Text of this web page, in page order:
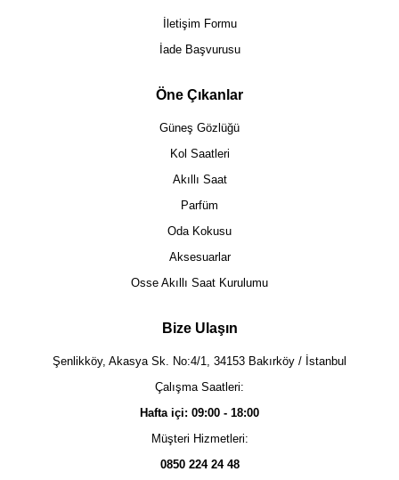
İletişim Formu
İade Başvurusu
Öne Çıkanlar
Güneş Gözlüğü
Kol Saatleri
Akıllı Saat
Parfüm
Oda Kokusu
Aksesuarlar
Osse Akıllı Saat Kurulumu
Bize Ulaşın
Şenlikköy, Akasya Sk. No:4/1, 34153 Bakırköy / İstanbul
Çalışma Saatleri:
Hafta içi: 09:00 - 18:00
Müşteri Hizmetleri:
0850 224 24 48